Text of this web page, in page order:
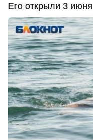
Его открыли 3 июня